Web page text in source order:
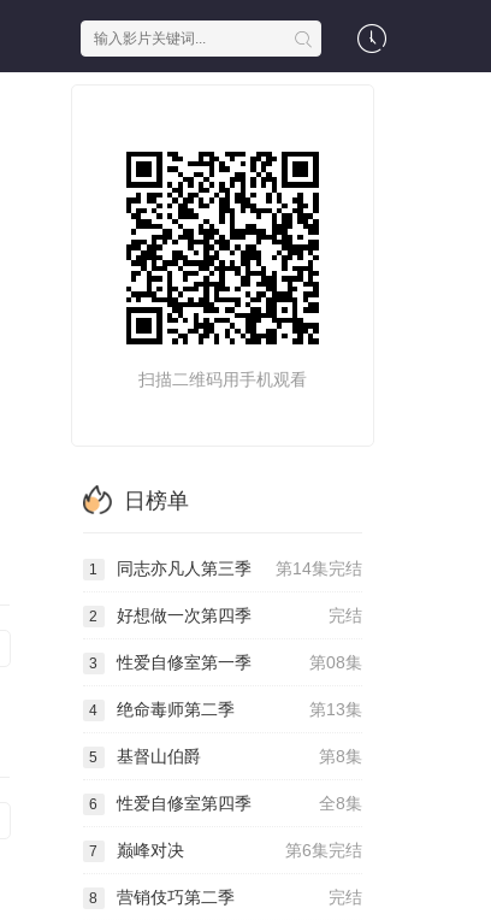
扫描二维码用手机观看
日榜单
第14集完结
1 同志亦凡人第三季
完结
2 好想做一次第四季
第08集
3 性爱自修室第一季
第13集
4 绝命毒师第二季
第8集
5 基督山伯爵
全8集
6 性爱自修室第四季
第6集完结
7 巅峰对决
完结
8 营销伎巧第二季